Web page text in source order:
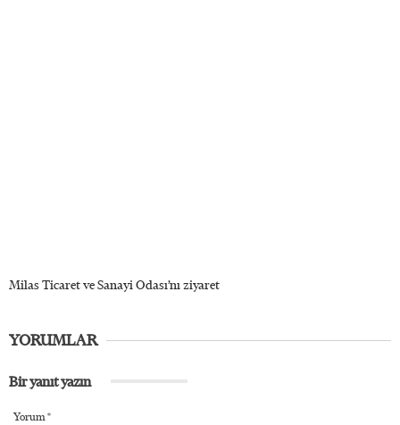
Milas Ticaret ve Sanayi Odası’nı ziyaret
YORUMLAR
Bir yanıt yazın
Yorum*